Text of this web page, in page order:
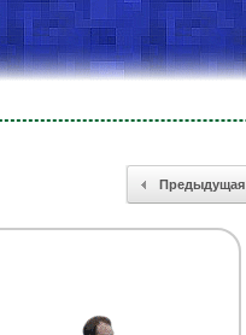
Предыдущая